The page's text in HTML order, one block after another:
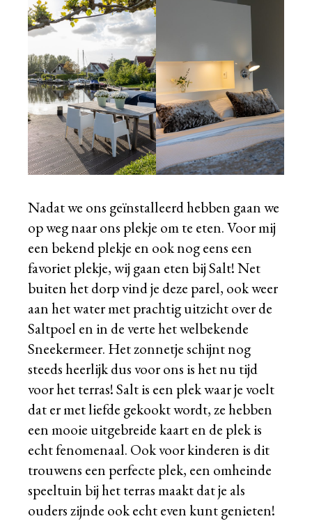
Nadat we ons geïnstalleerd hebben gaan we
op weg naar ons plekje om te eten. Voor mij
een bekend plekje en ook nog eens een
favoriet plekje, wij gaan eten bijSalt!Net
buiten het dorp vind je deze parel, ook weer
aan het water met prachtig uitzicht over de
Saltpoel en in de verte het welbekende
Sneekermeer. Het zonnetje schijnt nog
steeds heerlijk dus voor ons is het nu tijd
voor het terras! Salt is een plek waar je voelt
dat er met liefde gekookt wordt, ze hebben
een mooie uitgebreide kaart en de plek is
echt fenomenaal. Ook voor kinderen is dit
trouwens een perfecte plek, een omheinde
speeltuin bij het terras maakt dat je als
ouders zijnde ook echt even kunt genieten!